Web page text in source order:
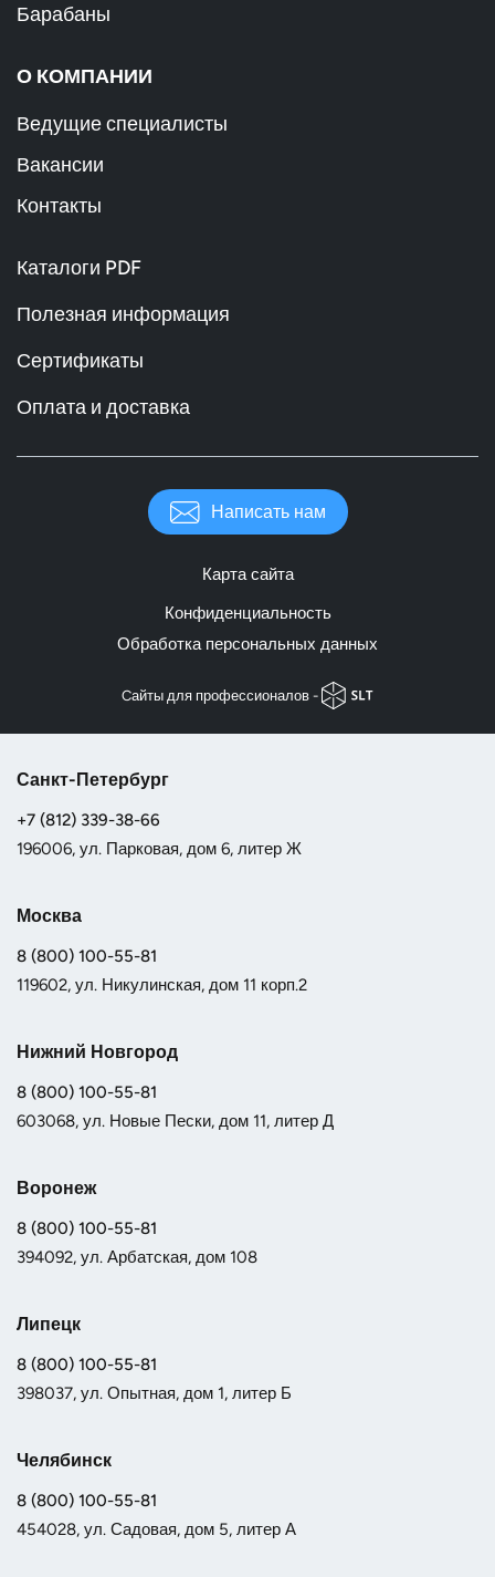
Барабаны
О КОМПАНИИ
Ведущие специалисты
Вакансии
Контакты
Каталоги PDF
Полезная информация
Сертификаты
Оплата и доставка
Написать нам
Карта сайта
Конфиденциальность
Обработка персональных данных
Cайты для профессионалов -
Санкт-Петербург
+7 (812) 339-38-66
196006, ул. Парковая, дом 6, литер Ж
Москва
8 (800) 100-55-81
119602, ул. Никулинская, дом 11 корп.2
Нижний Новгород
8 (800) 100-55-81
603068, ул. Новые Пески, дом 11, литер Д
Воронеж
8 (800) 100-55-81
394092, ул. Арбатская, дом 108
Липецк
8 (800) 100-55-81
398037, ул. Опытная, дом 1, литер Б
Челябинск
8 (800) 100-55-81
454028, ул. Садовая, дом 5, литер А